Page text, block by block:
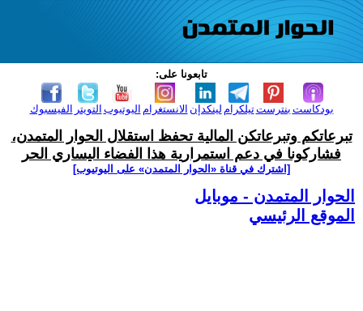
تابعونا على:
الفيسبوك التويتر اليوتيوب الانستغرام لينكدإن تيلكرامبنترست بودكاست
تبرعاتكم وتبرعاتكن المالية تحفظ استقلال الحوار المتمدن،
فشاركونا في دعم استمرارية هذا الفضاء اليساري الحر
[اشترك في قناة ‫«الحوار المتمدن» على اليوتيوب]
الحوار المتمدن - موبايل
الموقع الرئيسي